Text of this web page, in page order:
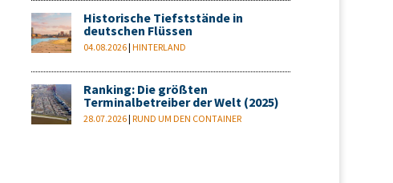
Historische Tiefststände in
deutschen Flüssen
04.08.2026 |HINTERLAND
Ranking: Die größten
Terminalbetreiber der Welt (2025)
28.07.2026 |RUND UM DEN CONTAINER